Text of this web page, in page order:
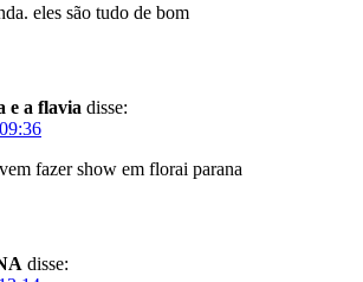
eles são tudo de bom
e a flavia disse:
fazer show em florai parana
disse: